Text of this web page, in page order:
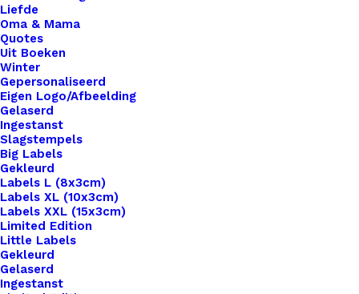
Liefde
Oma & Mama
Quotes
Uit Boeken
Winter
Gepersonaliseerd
Eigen Logo/Afbeelding
Gelaserd
Ingestanst
Slagstempels
Big Labels
Gekleurd
Labels L (8x3cm)
Labels XL (10x3cm)
Labels XXL (15x3cm)
Limited Edition
Little Labels
Gekleurd
Gelaserd
Ingestanst